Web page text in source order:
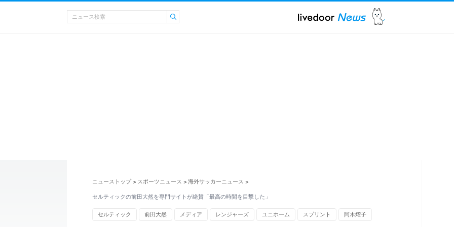
ニューストップ > スポーツニュース > 海外サッカーニュース >
セルティックの前田大然を専門サイトが絶賛「最高の時間を目撃した」
セルティック 前田大然 メディア レンジャーズ ユニホーム スプリント 阿木燿子